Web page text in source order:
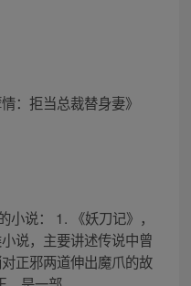
：拒当总裁替身妻》
小说： 1. 《妖刀记》，
说，主要讲述传说中曾
正邪两道伸出魔爪的故